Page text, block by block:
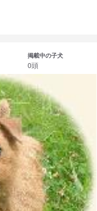
掲載中の子犬
0頭